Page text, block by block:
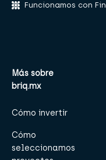
Funcionamos con Fin
Más sobre
briq.mx
Cómo invertir
Cómo
seleccionamos